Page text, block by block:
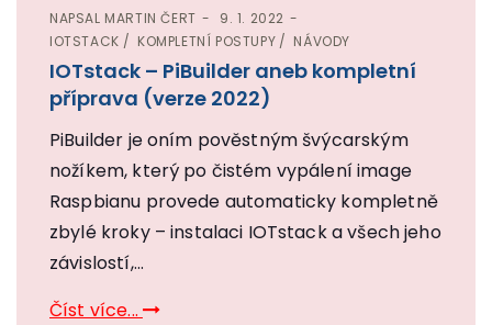
NAPSAL MARTIN ČERT
9. 1. 2022
IOTSTACK
KOMPLETNÍ POSTUPY NÁVODY
IOTstack – PiBuilder aneb kompletní
příprava (verze 2022)
PiBuilder je oním pověstným švýcarským
nožíkem, který po čistém vypálení image
Raspbianu provede automaticky kompletně
zbylé kroky – instalaci IOTstack a všech jeho
závislostí,...
Číst více...